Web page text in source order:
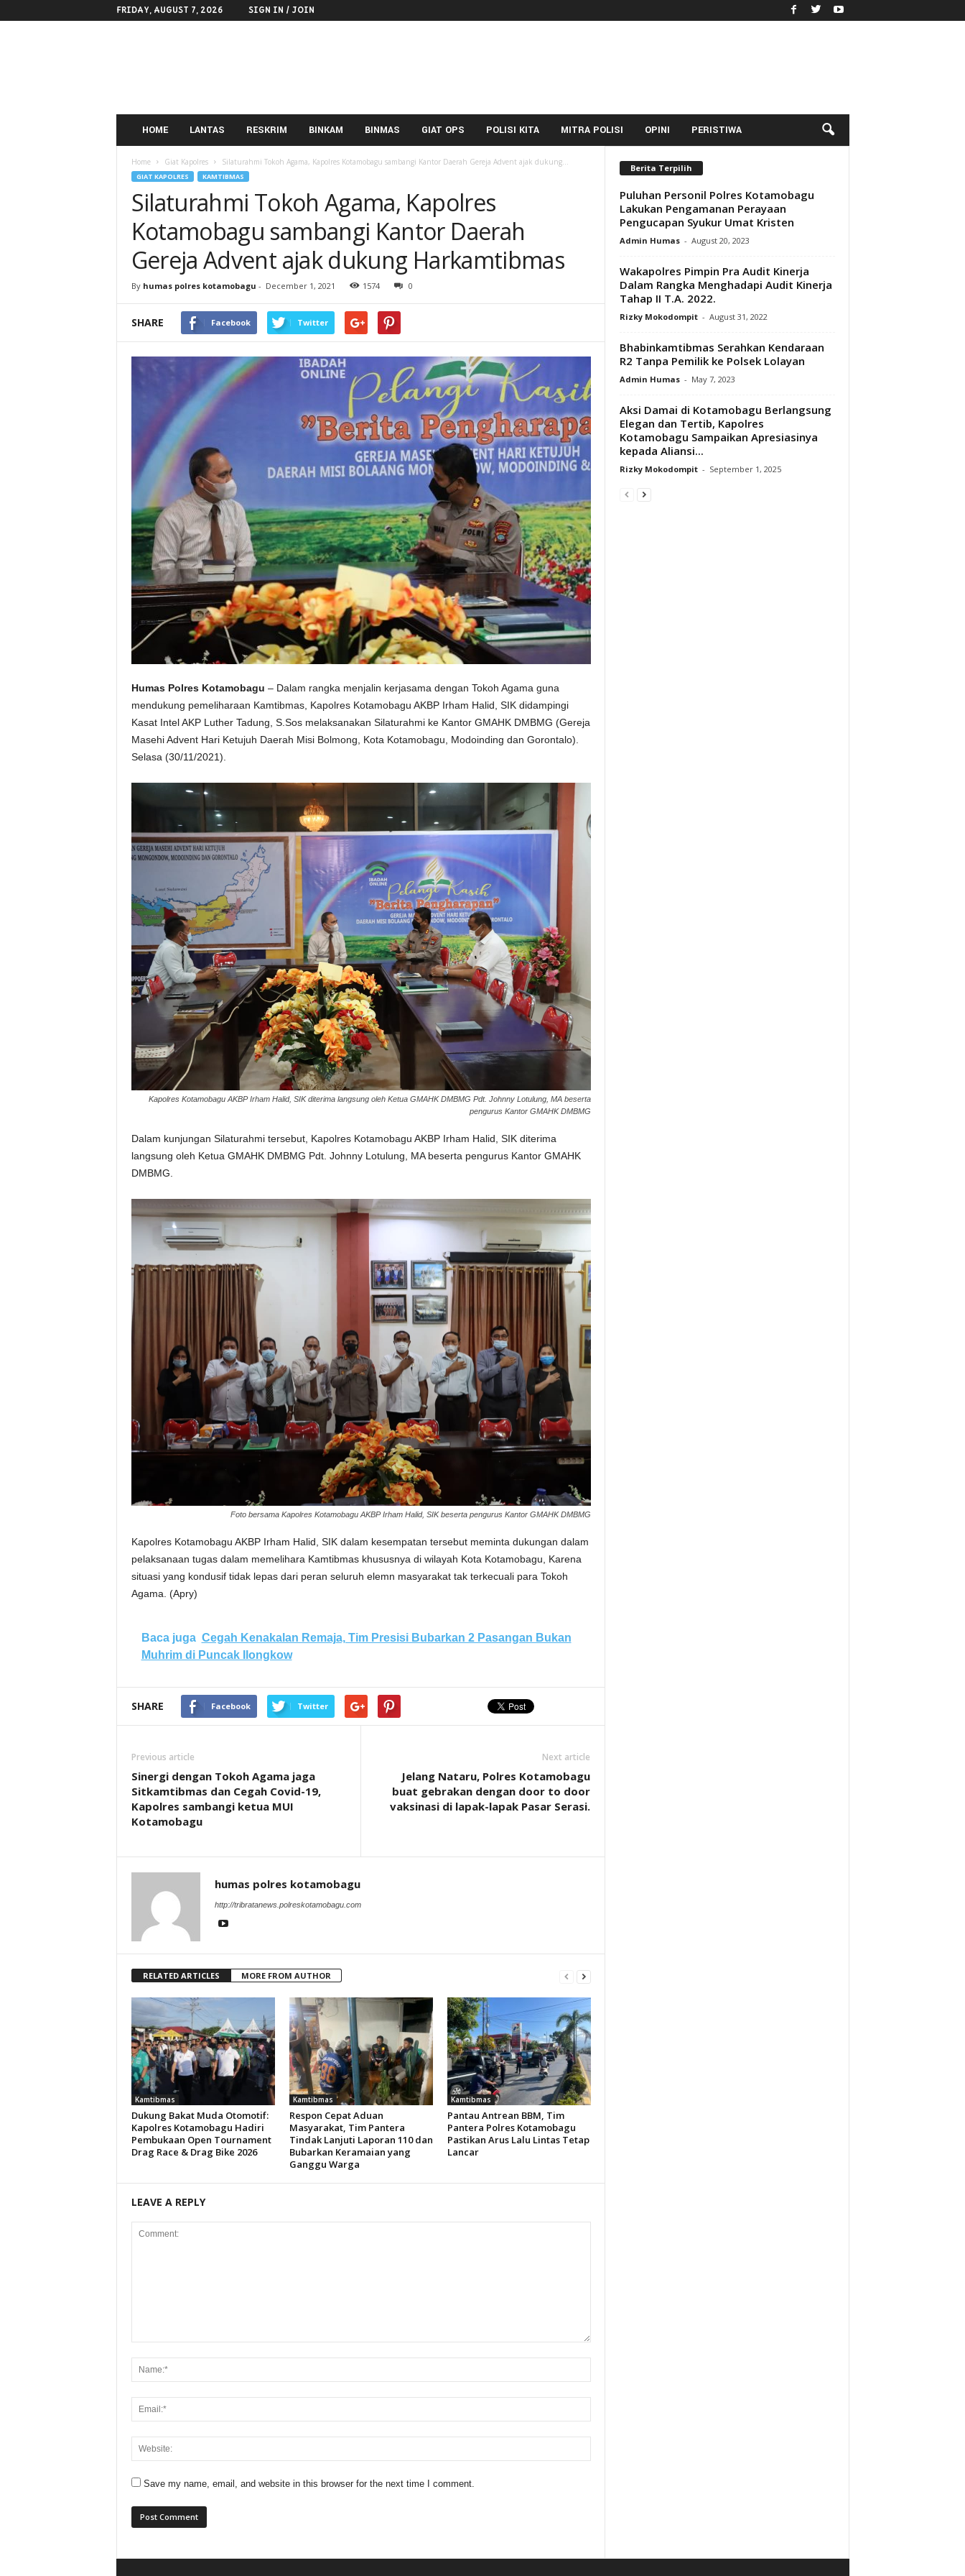
FRIDAY, AUGUST 7, 2026 SIGN IN / JOIN
HOME LANTAS RESKRIM BINKAM BINMAS GIAT OPS POLISI KITA MITRA POLISI OPINI PERISTIWA
Home Giat Kapolres Silaturahmi Tokoh Agama, Kapolres Kotamobagu sambangi Kantor Daerah Gereja Advent ajak dukung...
GIAT KAPOLRES KAMTIBMAS
Silaturahmi Tokoh Agama, Kapolres
Kotamobagu sambangi Kantor Daerah
Gereja Advent ajak dukung Harkamtibmas
By humas polres kotamobagu - December 1, 2021 1574 0
SHARE Facebook Twitter
Humas Polres Kotamobagu – Dalam rangka menjalin kerjasama dengan Tokoh Agama guna
mendukung pemeliharaan Kamtibmas, Kapolres Kotamobagu AKBP Irham Halid, SIK didampingi
Kasat Intel AKP Luther Tadung, S.Sos melaksanakan Silaturahmi ke Kantor GMAHK DMBMG (Gereja
Masehi Advent Hari Ketujuh Daerah Misi Bolmong, Kota Kotamobagu, Modoinding dan Gorontalo).
Selasa (30/11/2021).
Kapolres Kotamobagu AKBP Irham Halid, SIK diterima langsung oleh Ketua GMAHK DMBMG Pdt. Johnny Lotulung, MA beserta
pengurus Kantor GMAHK DMBMG
Dalam kunjungan Silaturahmi tersebut, Kapolres Kotamobagu AKBP Irham Halid, SIK diterima
langsung oleh Ketua GMAHK DMBMG Pdt. Johnny Lotulung, MA beserta pengurus Kantor GMAHK
DMBMG.
Foto bersama Kapolres Kotamobagu AKBP Irham Halid, SIK beserta pengurus Kantor GMAHK DMBMG
Kapolres Kotamobagu AKBP Irham Halid, SIK dalam kesempatan tersebut meminta dukungan dalam
pelaksanaan tugas dalam memelihara Kamtibmas khususnya di wilayah Kota Kotamobagu, Karena
situasi yang kondusif tidak lepas dari peran seluruh elemn masyarakat tak terkecuali para Tokoh
Agama. (Apry)
Baca juga Cegah Kenakalan Remaja, Tim Presisi Bubarkan 2 Pasangan Bukan
Muhrim di Puncak Ilongkow
SHARE Facebook Twitter
Previous article
Sinergi dengan Tokoh Agama jaga
Sitkamtibmas dan Cegah Covid-19,
Kapolres sambangi ketua MUI
Kotamobagu
Next article
Jelang Nataru, Polres Kotamobagu
buat gebrakan dengan door to door
vaksinasi di lapak-lapak Pasar Serasi.
humas polres kotamobagu
http://tribratanews.polreskotamobagu.com
RELATED ARTICLES MORE FROM AUTHOR
Kamtibmas
Dukung Bakat Muda Otomotif:
Kapolres Kotamobagu Hadiri
Pembukaan Open Tournament
Drag Race & Drag Bike 2026
Kamtibmas
Respon Cepat Aduan
Masyarakat, Tim Pantera
Tindak Lanjuti Laporan 110 dan
Bubarkan Keramaian yang
Ganggu Warga
Kamtibmas
Pantau Antrean BBM, Tim
Pantera Polres Kotamobagu
Pastikan Arus Lalu Lintas Tetap
Lancar
LEAVE A REPLY
Save my name, email, and website in this browser for the next time I comment.
Berita Terpilih
Puluhan Personil Polres Kotamobagu
Lakukan Pengamanan Perayaan
Pengucapan Syukur Umat Kristen
Admin Humas - August 20, 2023
Wakapolres Pimpin Pra Audit Kinerja
Dalam Rangka Menghadapi Audit Kinerja
Tahap II T.A. 2022.
Rizky Mokodompit - August 31, 2022
Bhabinkamtibmas Serahkan Kendaraan
R2 Tanpa Pemilik ke Polsek Lolayan
Admin Humas - May 7, 2023
Aksi Damai di Kotamobagu Berlangsung
Elegan dan Tertib, Kapolres
Kotamobagu Sampaikan Apresiasinya
kepada Aliansi...
Rizky Mokodompit - September 1, 2025